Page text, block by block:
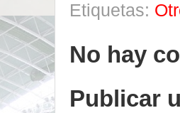
Etiquetas:
No hay
Publicar